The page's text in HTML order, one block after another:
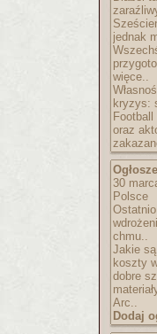
jednak
więce..
kryzys:
oraz
30
Polsce
chmu..
Jakie
koszty
dobre
Arc..
Dodaj